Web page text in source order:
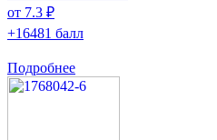
от 7.3 ₽
+16481 балл
Подробнее